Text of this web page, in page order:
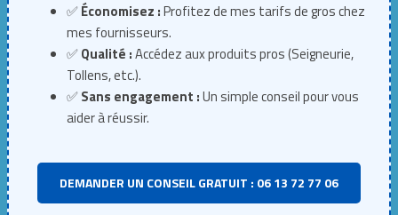
✅Économisez :Profitez de mes tarifs de gros chez
mes fournisseurs.
✅Qualité :Accédez aux produits pros (Seigneurie,
Tollens, etc.).
✅Sans engagement :Un simple conseil pour vous
aider à réussir.
DEMANDER UN CONSEIL GRATUIT : 06 13 72 77 06